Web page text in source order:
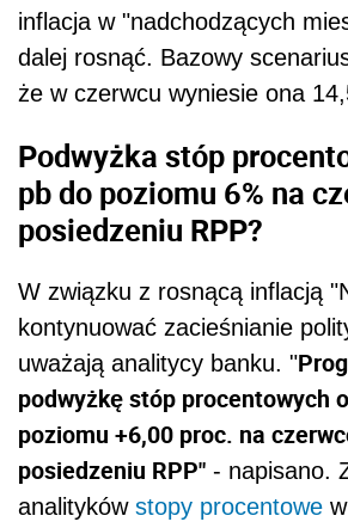
inflacja w "nadchodzących
dalej rosnąć. Bazowy
że w czerwcu wyniesie ona
Podwyżka stóp
pb do poziomu 6% na
posiedzeniu RPP?
W związku z rosnącą inflacją
kontynuować zacieśnianie
uważają analitycy banku. "
podwyżkę stóp procentowych
poziomu +6,00 proc. na
posiedzeniu RPP" - napisano.
analityków stopy procentowe